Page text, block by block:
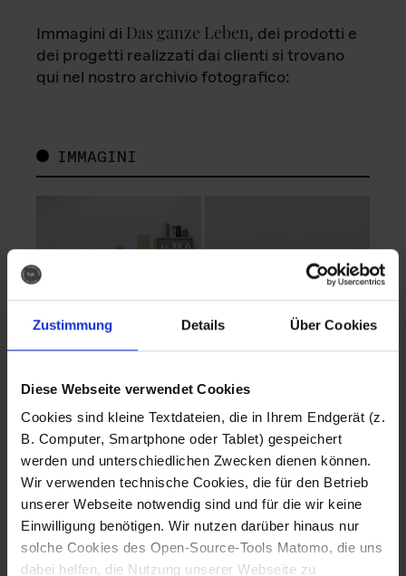
Zustimmung Details Über Cookies
Diese Webseite verwendet Cookies
Cookies sind kleine Textdateien, die in Ihrem Endgerät (z.
B. Computer, Smartphone oder Tablet) gespeichert
werden und unterschiedlichen Zwecken dienen können.
Wir verwenden technische Cookies, die für den Betrieb
unserer Webseite notwendig sind und für die wir keine
Einwilligung benötigen. Wir nutzen darüber hinaus nur
solche Cookies des Open-Source-Tools Matomo, die uns
dabei helfen, die Nutzung unserer Webseite zu
Immagini di Das ganze Leben, dei prodotti e
dei progetti realizzati dai clienti si trovano
qui nel nostro archivio fotografico:
IMMAGINI
Fotografo: Lorenz
Sternbach
Download
Fotografo: Lorenz
Sternbach
Download